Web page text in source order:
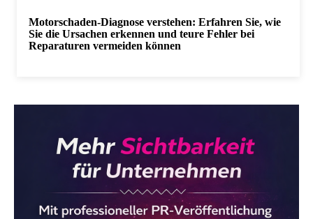
Motorschaden-Diagnose verstehen: Erfahren Sie, wie
Sie die Ursachen erkennen und teure Fehler bei
Reparaturen vermeiden können